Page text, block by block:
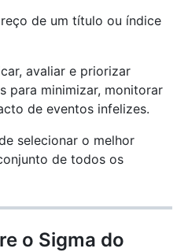
de um título ou índice
avaliar e priorizar
para minimizar, monitorar
de eventos infelizes.
selecionar o melhor
de todos os
o Sigma do